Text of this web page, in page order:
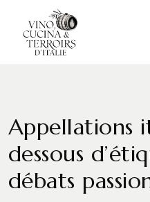
Appellations
dessous
débats